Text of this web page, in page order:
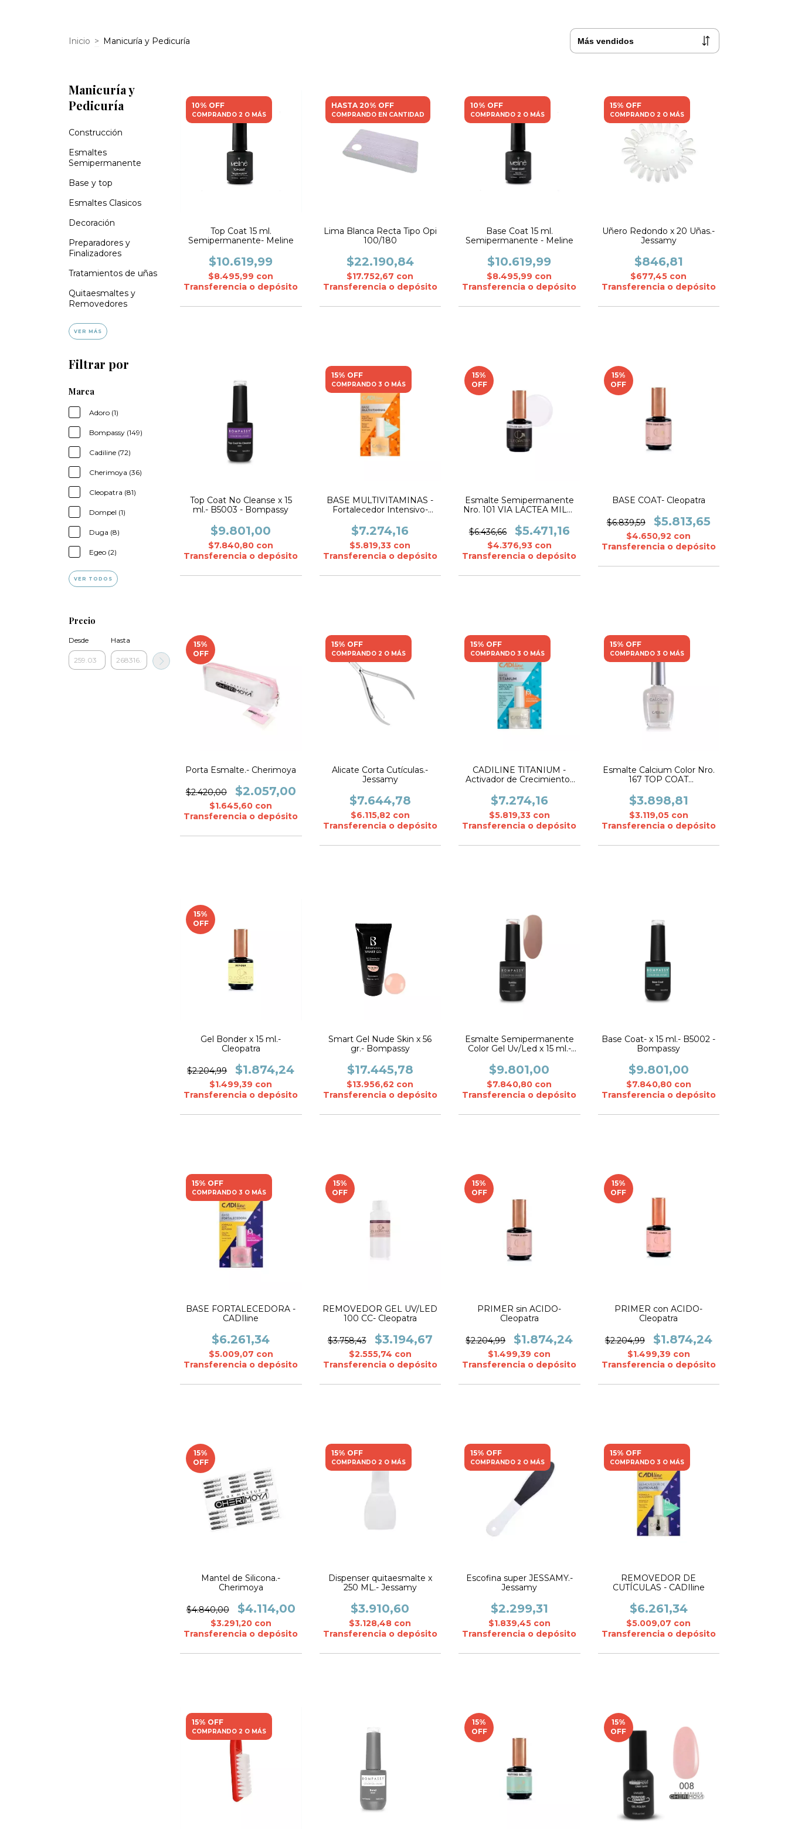
Inicio > Manicuría y Pedicuría
Manicuría y
Pedicuría
Construcción
Esmaltes
Semipermanente
Base y top
Esmaltes Clasicos
Decoración
Preparadores y
Finalizadores
Tratamientos de uñas
Quitaesmaltes y
Removedores
VER MÁS
Filtrar por
Marca
Adoro (1)
Bompassy (149)
Cadiline (72)
Cherimoya (36)
Cleopatra (81)
Dompel (1)
Duga (8)
Egeo (2)
VER TODOS
Precio
Desde Hasta
10% OFF
COMPRANDO 2 O MÁS
Top Coat 15 ml.
Semipermanente- Meline
$10.619,99
$8.495,99 con
Transferencia o depósito
HASTA 20% OFF
COMPRANDO EN CANTIDAD
Lima Blanca Recta Tipo Opi
100/180
$22.190,84
$17.752,67 con
Transferencia o depósito
10% OFF
COMPRANDO 2 O MÁS
Base Coat 15 ml.
Semipermanente - Meline
$10.619,99
$8.495,99 con
Transferencia o depósito
15% OFF
COMPRANDO 2 O MÁS
Uñero Redondo x 20 Uñas.-
Jessamy
$846,81
$677,45 con
Transferencia o depósito
Top Coat No Cleanse x 15
ml.- B5003 - Bompassy
$9.801,00
$7.840,80 con
Transferencia o depósito
15% OFF
COMPRANDO 3 O MÁS
BASE MULTIVITAMINAS -
Fortalecedor Intensivo-
$7.274,16
$5.819,33 con
Transferencia o depósito
15%
OFF
Esmalte Semipermanente
Nro. 101 VIA LACTEA MILK-
$6.436,66
$5.471,16
$4.376,93 con
Transferencia o depósito
15%
OFF
BASE COAT- Cleopatra
$6.839,59 $5.813,65
$4.650,92 con
Transferencia o depósito
15%
OFF
Porta Esmalte.- Cherimoya
$2.420,00 $2.057,00
$1.645,60 con
Transferencia o depósito
15% OFF
COMPRANDO 2 O MÁS
Alicate Corta Cutículas.-
Jessamy
$7.644,78
$6.115,82 con
Transferencia o depósito
15% OFF
COMPRANDO 3 O MÁS
CADILINE TITANIUM -
Activador de Crecimiento-
$7.274,16
$5.819,33 con
Transferencia o depósito
15% OFF
COMPRANDO 3 O MÁS
Esmalte Calcium Color Nro.
167 TOP COAT
$3.898,81
$3.119,05 con
Transferencia o depósito
15%
OFF
Gel Bonder x 15 ml.-
Cleopatra
$2.204,99 $1.874,24
$1.499,39 con
Transferencia o depósito
Smart Gel Nude Skin x 56
gr.- Bompassy
$17.445,78
$13.956,62 con
Transferencia o depósito
Esmalte Semipermanente
Color Gel Uv/Led x 15 ml.-
$9.801,00
$7.840,80 con
Transferencia o depósito
Base Coat- x 15 ml.- B5002 -
Bompassy
$9.801,00
$7.840,80 con
Transferencia o depósito
15% OFF
COMPRANDO 3 O MÁS
BASE FORTALECEDORA -
CADIline
$6.261,34
$5.009,07 con
Transferencia o depósito
15%
OFF
REMOVEDOR GEL UV/LED
100 CC- Cleopatra
$3.758,43 $3.194,67
$2.555,74 con
Transferencia o depósito
15%
OFF
PRIMER sin ACIDO-
Cleopatra
$2.204,99 $1.874,24
$1.499,39 con
Transferencia o depósito
15%
OFF
PRIMER con ACIDO-
Cleopatra
$2.204,99 $1.874,24
$1.499,39 con
Transferencia o depósito
15%
OFF
Mantel de Silicona.-
Cherimoya
$4.840,00 $4.114,00
$3.291,20 con
Transferencia o depósito
15% OFF
COMPRANDO 2 O MÁS
Dispenser quitaesmalte x
250 ML.- Jessamy
$3.910,60
$3.128,48 con
Transferencia o depósito
15% OFF
COMPRANDO 2 O MÁS
Escofina super JESSAMY.-
Jessamy
$2.299,31
$1.839,45 con
Transferencia o depósito
15% OFF
COMPRANDO 3 O MÁS
REMOVEDOR DE
CUTÍCULAS - CADIline
$6.261,34
$5.009,07 con
Transferencia o depósito
15% OFF
COMPRANDO 2 O MÁS
15%
OFF
15%
OFF